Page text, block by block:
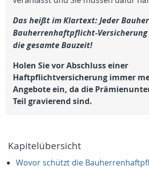
Das heißt im Klartext: Jeder
Bauherrenhaftpflicht-
die gesamte Bauzeit!
Holen Sie vor Abschluss einer
Haftpflichtversicherung immer
Angebote ein, da die
Teil gravierend sind.
Kapitelübersicht
Wovor schützt die